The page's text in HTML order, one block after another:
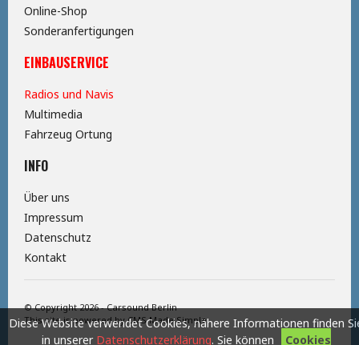
Online-Shop
Sonderanfertigungen
EINBAUSERVICE
Radios und Navis
Multimedia
Fahrzeug Ortung
INFO
Über uns
Impressum
Datenschutz
Kontakt
© Copyright 2026 - Carsound Berlin
This site is powered byCMS Made Simple
Diese Website verwendet Cookies, nähere Informationen finden
in unserer Datenschutzerklärung. Sie können Cookies